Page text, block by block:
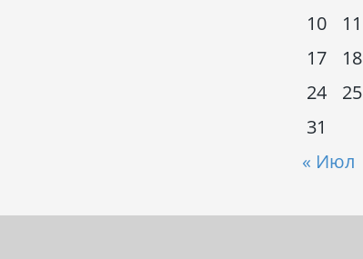
« Июл
10
11
17
18
24
25
31